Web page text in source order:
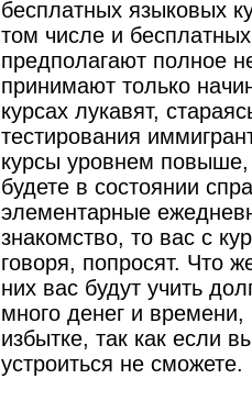
бесплатных языковых
том числе и
предполагают полное
принимают только
курсах лукавят,
тестирования
курсы уровнем
будете в состоянии
элементарные
знакомство, то вас с
говоря, попросят. Что
них вас будут учить
много денег и
избытке, так как если
устроиться не сможете.